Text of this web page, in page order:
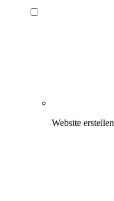
Website erstellen